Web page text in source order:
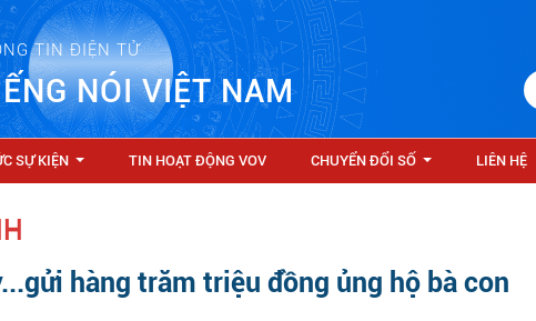
TIN ĐIỆN TỬ
NÓI VIỆT NAM
SỰ KIỆN TIN HOẠT ĐỘNG VOV CHUYỂN ĐỔI SỐ LIÊN HỆ
hàng trăm triệu đồng ủng hộ bà con